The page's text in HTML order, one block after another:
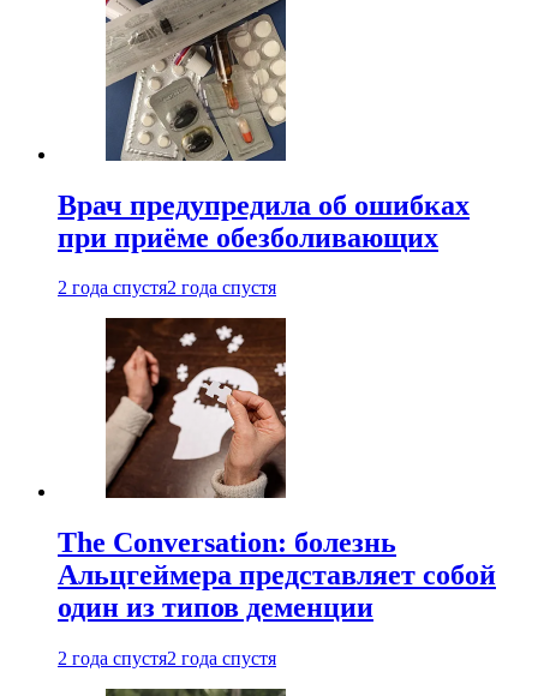
Врач предупредила об ошибках
при приëме обезболивающих
2 года спустя2 года спустя
The Conversation: болезнь
Альцгеймера представляет собой
один из типов деменции
2 года спустя2 года спустя